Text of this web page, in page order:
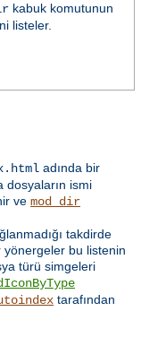
kabuk komutunun
listeler.
adında bir
dosyaların ismi
ve mod_dir
takdirde
bu listenin
türü simgeleri
tarafından